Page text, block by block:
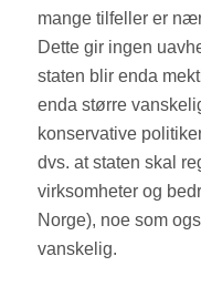
mange tilfeller er
Dette gir ingen
staten blir enda
enda større
konservative
dvs. at staten skal
virksomheter og
Norge), noe som
vanskelig.